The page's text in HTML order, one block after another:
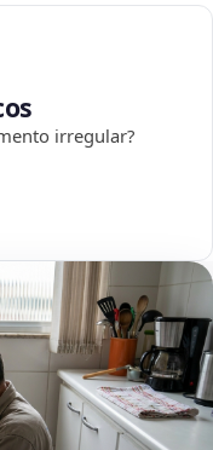
irregular?